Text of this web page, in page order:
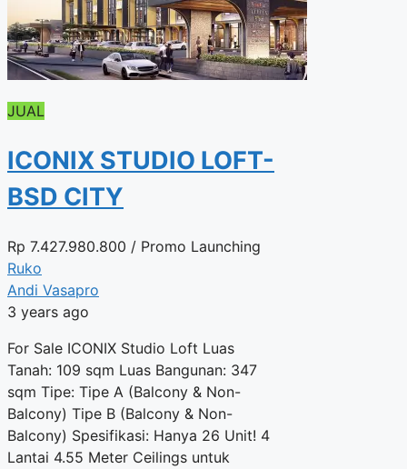
JUAL
ICONIX STUDIO LOFT-
BSD CITY
Rp 7.427.980.800 / Promo Launching
Ruko
Andi Vasapro
3 years ago
For Sale ICONIX Studio Loft Luas
Tanah: 109 sqm Luas Bangunan: 347
sqm Tipe: Tipe A (Balcony & Non-
Balcony) Tipe B (Balcony & Non-
Balcony) Spesifikasi: Hanya 26 Unit! 4
Lantai 4.55 Meter Ceilings untuk